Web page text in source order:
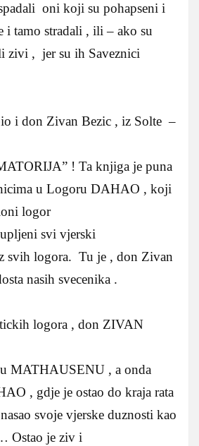
oni koji su pohapseni i
i tamo stradali , ili – ako su
zivi , jer su ih Saveznici
i don Zivan Bezic , iz Solte –
! Ta knjiga je puna
u Logoru DAHAO , koji
logor
svi vjerski
svih logora. Tu je , don Zivan
nasih svecenika .
logora , don ZIVAN
MATHAUSENU , a onda
, gdje je ostao do kraja rata
svoje vjerske duznosti kao
Ostao je ziv i